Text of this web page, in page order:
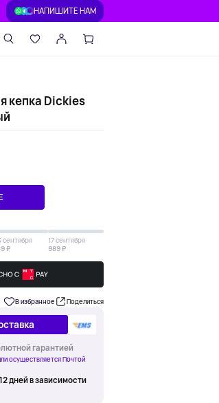
НАПИШИТЕ НАМ
кепка Dickies
сентября
₽
17 сентября
989 ₽
В избранное Поделиться
гарантией
осуществляется Почтой
дней в зависимости